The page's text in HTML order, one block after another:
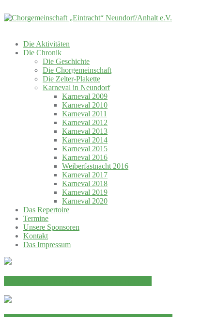
to
Die Aktivitäten
Die Chronik
Die Geschichte
Die Chorgemeinschaft
Die Zelter-Plakette
Karneval in Neundorf
Karneval 2009
Karneval 2010
Karneval 2011
Karneval 2012
Karneval 2013
Karneval 2014
Karneval 2015
Karneval 2016
Weiberfastnacht 2016
Karneval 2017
Karneval 2018
Karneval 2019
Karneval 2020
Das Repertoire
Termine
Unsere Sponsoren
Kontakt
Das Impressum